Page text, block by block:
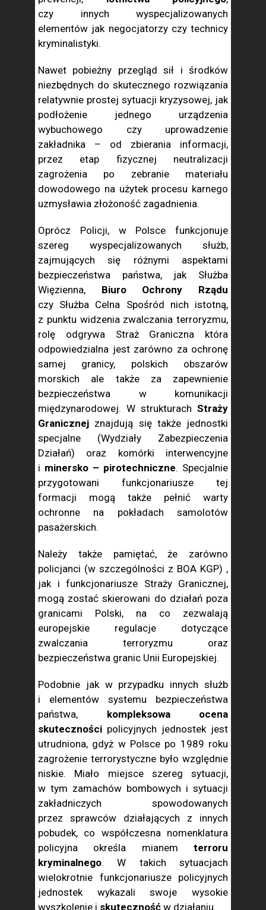
czy innych wyspecjalizowanych
elementów jak negocjatorzy czy technicy
kryminalistyki.
Nawet pobieżny przegląd sił i środków
niezbędnych do skutecznego rozwiązania
relatywnie prostej sytuacji kryzysowej, jak
podłożenie jednego urządzenia
wybuchowego czy uprowadzenie
zakładnika – od zbierania informacji,
przez etap fizycznej neutralizacji
zagrożenia po zebranie materiału
dowodowego na użytek procesu karnego
uzmysławia złożoność zagadnienia.
Oprócz Policji, w Polsce funkcjonuje
szereg wyspecjalizowanych służb,
zajmujących się różnymi aspektami
bezpieczeństwa państwa, jak Służba
Więzienna, Biuro Ochrony Rządu
czy Służba Celna Spośród nich istotną,
z punktu widzenia zwalczania terroryzmu,
rolę odgrywa Straż Graniczna która
odpowiedzialna jest zarówno za ochronę
samej granicy, polskich obszarów
morskich ale także za zapewnienie
bezpieczeństwa w komunikacji
międzynarodowej. W strukturach Straży
Granicznej znajdują się także jednostki
specjalne (Wydziały Zabezpieczenia
Działań) oraz komórki interwencyjne
i minersko – pirotechniczne. Specjalnie
przygotowani funkcjonariusze tej
formacji mogą także pełnić warty
ochronne na pokładach samolotów
pasażerskich.
Należy także pamiętać, że zarówno
policjanci (w szczególności z BOA KGP) ,
jak i funkcjonariusze Straży Granicznej,
mogą zostać skierowani do działań poza
granicami Polski, na co zezwalają
europejskie regulacje dotyczące
zwalczania terroryzmu oraz
bezpieczeństwa granic Unii Europejskiej.
Podobnie jak w przypadku innych służb
i elementów systemu bezpieczeństwa
państwa, kompleksowa ocena
skuteczności policyjnych jednostek jest
utrudniona, gdyż w Polsce po 1989 roku
zagrożenie terrorystyczne było względnie
niskie. Miało miejsce szereg sytuacji,
w tym zamachów bombowych i sytuacji
zakładniczych spowodowanych
przez sprawców działających z innych
pobudek, co współczesna nomenklatura
policyjna określa mianem terroru
kryminalnego. W takich sytuacjach
wielokrotnie funkcjonariusze policyjnych
jednostek wykazali swoje wysokie
wyszkolenie i skuteczność w działaniu.